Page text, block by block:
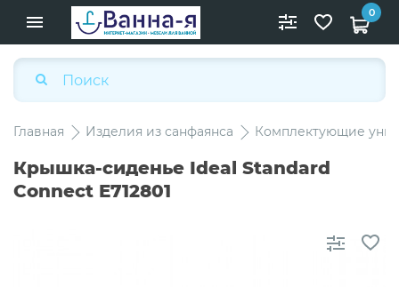
0
Главная Изделия из санфаянса Комплектующие
Крышка-сиденье Ideal Standard
Connect E712801